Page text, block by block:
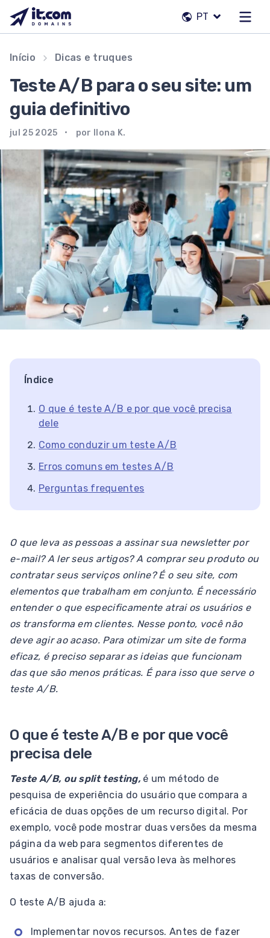
para
o
PT
Nossa equipe
Contatos
Registradores
PT
Início Dicas e truques
Teste A/B para o seu site: um
guia definitivo
jul 25 2025 por Ilona K.
Índice
O que é teste A/B e por que você precisa
dele
Como conduzir um teste A/B
Erros comuns em testes A/B
Perguntas frequentes
O que leva as pessoas a assinar sua newsletter por
e-mail? A ler seus artigos? A comprar seu produto ou
contratar seus serviços online? É o seu site, com
elementos que trabalham em conjunto. É necessário
entender o que especificamente atrai os usuários e
os transforma em clientes. Nesse ponto, você não
deve agir ao acaso. Para otimizar um site de forma
eficaz, é preciso separar as ideias que funcionam
das que são menos práticas. É para isso que serve o
teste A/B.
O que é teste A/B e por que você
precisa dele
Teste A/B, ou split testing,é um método de
pesquisa de experiência do usuário que compara a
eficácia de duas opções de um recurso digital. Por
exemplo, você pode mostrar duas versões da mesma
página da web para segmentos diferentes de
usuários e analisar qual versão leva às melhores
taxas de conversão.
O teste A/B ajuda a:
Implementar novos recursos. Antes de fazer